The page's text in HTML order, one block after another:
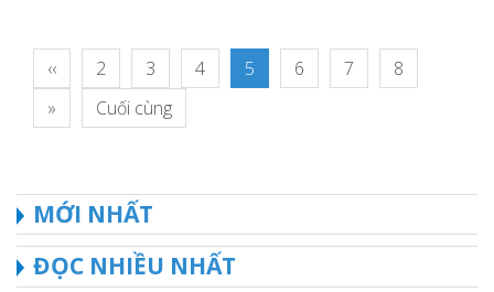
‹‹ 2 3 4 5 6 7
8
»
Cuối cùng
MỚI NHẤT
ĐỌC NHIỀU NHẤT